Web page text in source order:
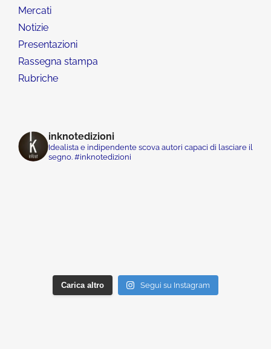
Mercati
Notizie
Presentazioni
Rassegna stampa
Rubriche
inknotedizioni
Idealista e indipendente scova autori capaci di lasciare il
segno. #inknotedizioni
Carica altro Segui su Instagram